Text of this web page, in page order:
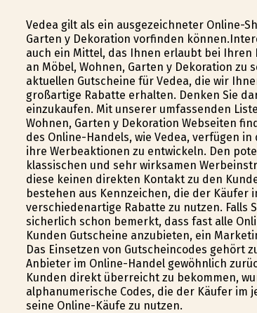
Vedea gilt als ein ausgezeichneter Online-
Garten y Dekoration vorfinden
auch ein Mittel, das Ihnen erlaubt bei
an Möbel, Wohnen, Garten y Dekoration
aktuellen Gutscheine für Vedea, die wir
großartige Rabatte erhalten. Denken Sie
einzukaufen. Mit unserer umfassenden
Wohnen, Garten y Dekoration Webseiten
des Online-Handels, wie Vedea, verfügen
ihre Werbeaktionen zu entwickeln. Den
klassischen und sehr wirksamen
diese keinen direkten Kontakt zu den
bestehen aus Kennzeichen, die der Käufer
verschiedenartige Rabatte zu nutzen. Falls
sicherlich schon bemerkt, dass fast alle
Kunden Gutscheine anzubieten, ein
Das Einsetzen von Gutscheincodes gehört
Anbieter im Online-Handel gewöhnlich
Kunden direkt überreicht zu bekommen,
alphanumerische Codes, die der Käufer im
seine Online-Käufe zu nutzen.